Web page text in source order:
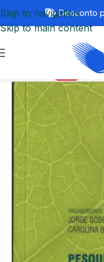
Skip to navigation
Skip to main content
Desconto